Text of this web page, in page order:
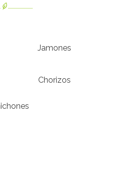
Jamones
Chorizos